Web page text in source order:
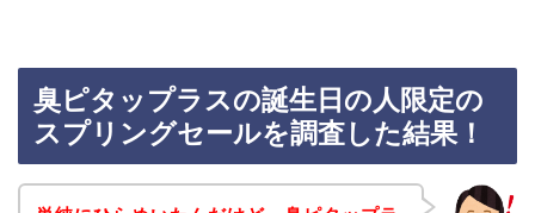
臭ピタップラスの誕生日の人限定の
スプリングセールを調査した結果！